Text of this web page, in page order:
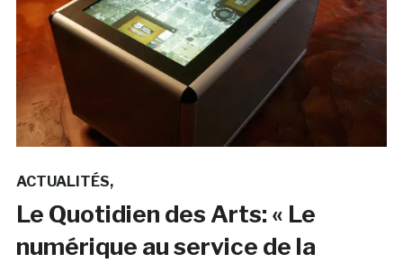
ACTUALITÉS
Le Quotidien des Arts: « Le
numérique au service de la